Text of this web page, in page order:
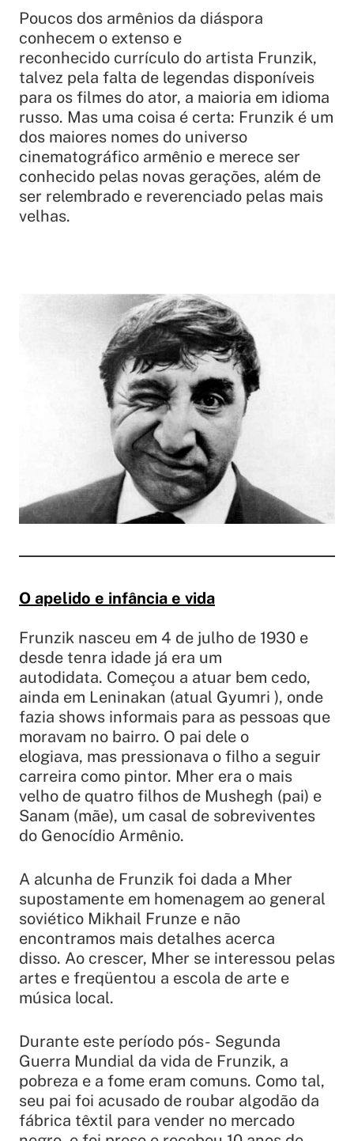
Poucos dos armênios da diáspora
conhecem o extenso e
reconhecido currículo do artista Frunzik,
talvez pela falta de legendas disponíveis
para os filmes do ator, a maioria em idioma
russo. Mas uma coisa é certa: Frunzik é um
dos maiores nomes do universo
cinematográfico armênio e merece ser
conhecido pelas novas gerações, além de
ser relembrado e reverenciado pelas mais
velhas.
O apelido e infância e vida
Frunzik nasceu em 4 de julho de 1930 e
desde tenra idade já era um
autodidata. Começou a atuar bem cedo,
ainda em Leninakan (atual Gyumri ), onde
fazia shows informais para as pessoas que
moravam no bairro. O pai dele o
elogiava, mas pressionava o filho a seguir
carreira como pintor. Mher era o mais
velho de quatro filhos de Mushegh (pai) e
Sanam (mãe), um casal de sobreviventes
do Genocídio Armênio.
A alcunha de Frunzik foi dada a Mher
supostamente em homenagem ao general
soviético Mikhail Frunze e não
encontramos mais detalhes acerca
disso. Ao crescer, Mher se interessou pelas
artes e freqüentou a escola de arte e
música local.
Durante este período pós- Segunda
Guerra Mundial da vida de Frunzik, a
pobreza e a fome eram comuns. Como tal,
seu pai foi acusado de roubar algodão da
fábrica têxtil para vender no mercado